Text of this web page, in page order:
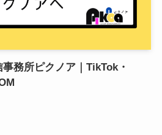
務所ピクノア｜TikTok・